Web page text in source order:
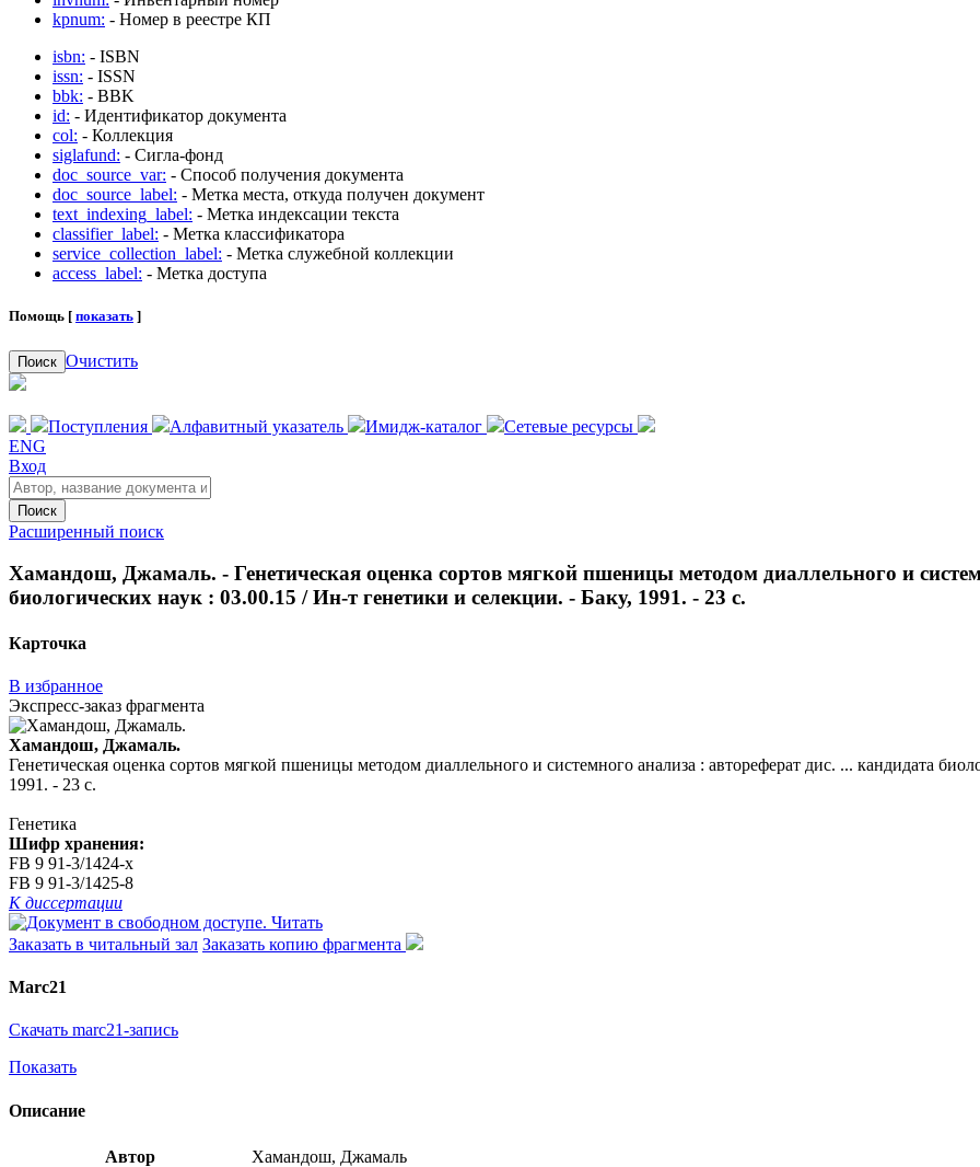
kpnum: - Номер в реестре КП
isbn: - ISBN
issn: - ISSN
bbk: - BBK
id: - Идентификатор документа
col: - Коллекция
siglafund: - Сигла-фонд
doc_source_var: - Способ получения документа
doc_source_label: - Метка места, откуда получен документ
text_indexing_label: - Метка индексации текста
classifier_label: - Метка классификатора
service_collection_label: - Метка служебной коллекции
access_label: - Метка доступа
Помощь [ показать ]
Поиск Очистить
Поступления Алфавитный указатель Имидж-каталог
Сетевые ресурсы
ENG
Вход
Поиск
Расширенный поиск
Хамандош, Джамаль. - Генетическая оценка сортов мягкой пшеницы методом диаллельного и
биологических наук : 03.00.15 / Ин-т генетики и селекции. - Баку, 1991. - 23 с.
Карточка
В избранное
Экспресс-заказ фрагмента
Хамандош, Джамаль.
Генетическая оценка сортов мягкой пшеницы методом диаллельного и системного анализа : автореферат дис. ... кандидата
1991. - 23 с.
Генетика
Шифр хранения:
FB 9 91-3/1424-x
FB 9 91-3/1425-8
К диссертации
Читать
Заказать в читальный зал Заказать копию фрагмента
Marc21
Скачать marc21-запись
Показать
Описание
Автор
Хамандош, Джамаль